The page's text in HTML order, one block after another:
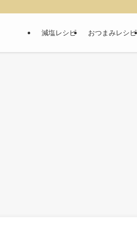
減塩レシピ おつまみレシピ